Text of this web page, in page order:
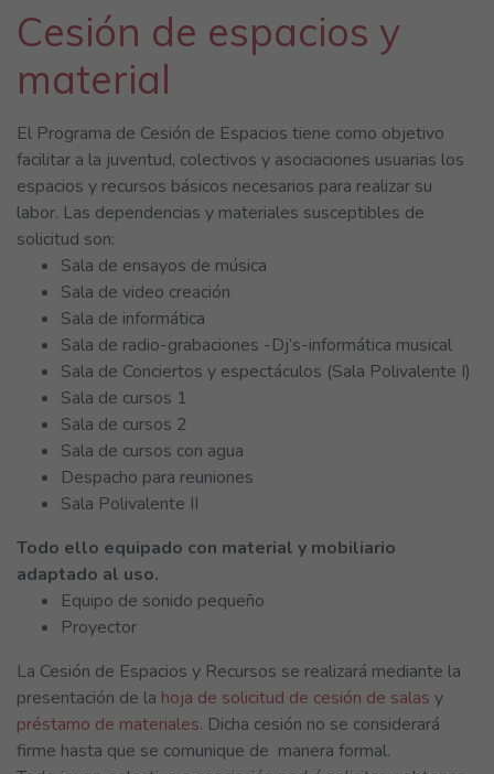
Cesión de espacios y
material
El Programa de Cesión de Espacios tiene como objetivo
facilitar a la juventud, colectivos y asociaciones usuarias los
espacios y recursos básicos necesarios para realizar su
labor. Las dependencias y materiales susceptibles de
solicitud son:
Sala de ensayos de música
Sala de video creación
Sala de informática
Sala de radio-grabaciones -Dj’s-informática musical
Sala de Conciertos y espectáculos (Sala Polivalente I)
Sala de cursos 1
Sala de cursos 2
Sala de cursos con agua
Despacho para reuniones
Sala Polivalente II
Todo ello equipado con material y mobiliario
adaptado al uso.
Equipo de sonido pequeño
Proyector
La Cesión de Espacios y Recursos se realizará mediante la
presentación de la hoja de solicitud de cesión de salas y
préstamo de materiales. Dicha cesión no se considerará
firme hasta que se comunique de manera formal.